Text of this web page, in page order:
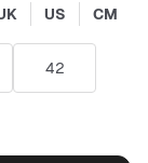
US CM
42